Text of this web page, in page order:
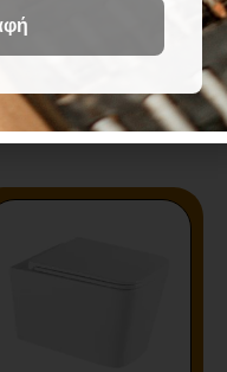
Κάλυμμα λεκάνης LT